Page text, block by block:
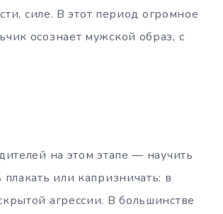
силе. В этот период огромное
осознает мужской образ, с
на этом этапе — научить
или капризничать: в
агрессии. В большинстве